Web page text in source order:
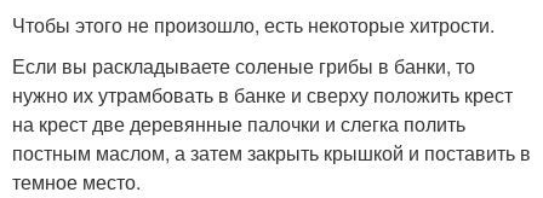
Чтобы этого не произошло, есть некоторые хитрости.
Если вы раскладываете соленые грибы в банки, то
нужно их утрамбовать в банке и сверху положить крест
на крест две деревянные палочки и слегка полить
постным маслом, а затем закрыть крышкой и поставить в
темное место.